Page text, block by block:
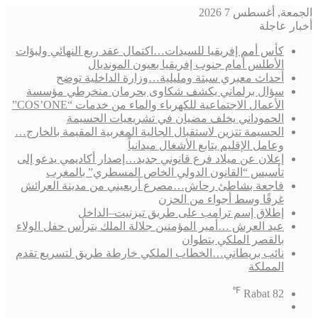
الجمعة, أغسطس 7 2026
أخبار عاجلة
كأس أمم إفريقيا للسيدات…اكتمال عقد ربع النهائي ولبؤات
الأطلس أمام جنوب إفريقيا بعيون المونديال
أحداث معبري سبتة ومليلية…وزارة الداخلية توضح
سؤال برلماني يكشف شكاوى بحرمان منخرطي مؤسسة
الأعمال الاجتماعية للكهرباء والماء من خدمات “COS’ONE”
الحموداني يخلف مضيان في تشريعيات الحسيمة
الحسيمة تتزين لاستقبال الجالية المغربية المقيمة بالخارج…
وعامل الإقليم يتابع الأشغال ميدانياً
إعلان عن ميلاد فرع قانوني جديد…إصدار أكاديمي يدعو إلى
تأسيس “القانون الدولي الخاص المسطري” بالمغرب
فاجعة بشاطئ رحاش…مصرع أربعيني من مدينة العرائش
غرقًا وسط أجواء من الحزن
إطلاق إسم ترامب على طريق تيزنيت–الداخل
عيد العرش …أمير المؤمنين جلالة الملك يترأس حفل الولاء
بالقصر الملكي بتطوان
نائب بريطاني…الخطاب الملكي خارطة طريق لتسريع تقدم
المملكة
Rabat 82
℉